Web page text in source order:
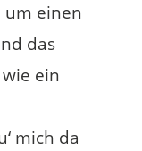
um einen
das
ein
mich da